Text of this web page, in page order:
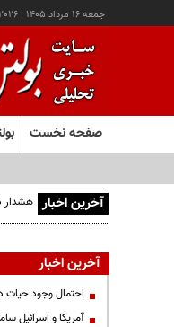
جمعه ۱۶ مرداد ۱۴۰۵ |
صفحه نخست
آخرین اخبار هشدار
آخرین اخبار
احتمال وجود حیات
آمریکا و اسرائیل